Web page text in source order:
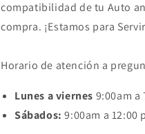
compatibilidad de tu Auto
compra. ¡Estamos para
Horario de atención a
Lunes a viernes 9:00am a
Sábados: 9:00am a 12:00